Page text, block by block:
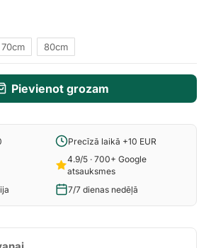
70cm 80cm
Pievienot grozam
Precīzā laikā +10 EUR
4.9/5 · 700+ Google
atsauksmes
7/7 dienas nedēļā